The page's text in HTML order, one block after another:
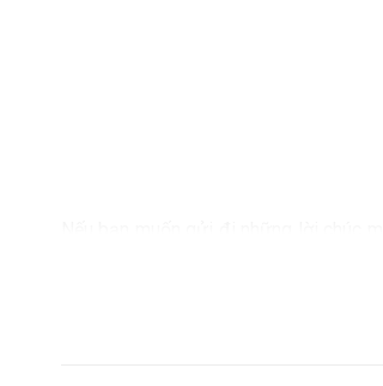
Ngoài việc thể hiện ý nghĩa qua màu